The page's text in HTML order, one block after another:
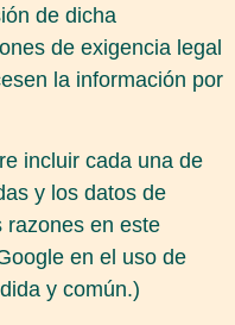
de dicha
de exigencia legal
la información por
incluir cada una de
y los datos de
razones en este
en el uso de
y común.)